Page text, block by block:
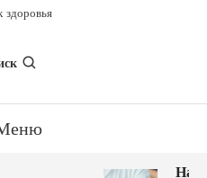
здоровья